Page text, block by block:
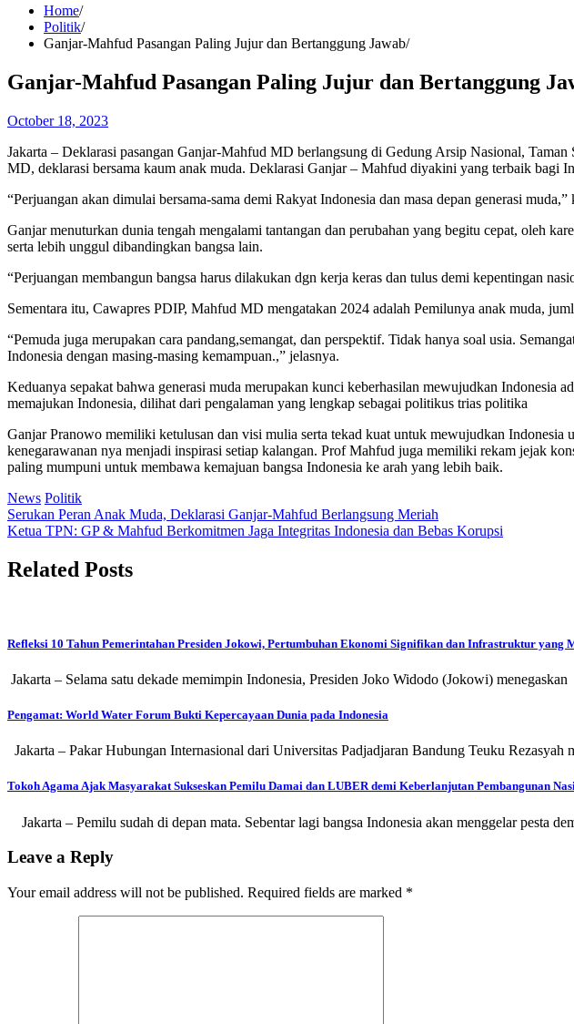
Home
Politik
Ganjar-Mahfud Pasangan Paling Jujur dan Bertanggung Jawab
Ganjar-Mahfud Pasangan Paling Jujur dan Bertanggung
October 18, 2023
Jakarta – Deklarasi pasangan Ganjar-Mahfud MD berlangsung di Gedung Arsip Nasional,
MD, deklarasi bersama kaum anak muda. Deklarasi Ganjar – Mahfud diyakini yang terbaik bagi
“Perjuangan akan dimulai bersama-sama demi Rakyat Indonesia dan masa depan generasi
Ganjar menuturkan dunia tengah mengalami tantangan dan perubahan yang begitu cepat, oleh
serta lebih unggul dibandingkan bangsa lain.
“Perjuangan membangun bangsa harus dilakukan dgn kerja keras dan tulus demi kepentingan
Sementara itu, Cawapres PDIP, Mahfud MD mengatakan 2024 adalah Pemilunya anak muda,
“Pemuda juga merupakan cara pandang,semangat, dan perspektif. Tidak hanya soal usia.
Indonesia dengan masing-masing kemampuan.,” jelasnya.
Keduanya sepakat bahwa generasi muda merupakan kunci keberhasilan mewujudkan Indonesia
memajukan Indonesia, dilihat dari pengalaman yang lengkap sebagai politikus trias politika
Ganjar Pranowo memiliki ketulusan dan visi mulia serta tekad kuat untuk mewujudkan
kenegarawanan nya menjadi inspirasi setiap kalangan. Prof Mahfud juga memiliki rekam jejak
paling mumpuni untuk membawa kemajuan bangsa Indonesia ke arah yang lebih baik.
News Politik
Post
navigation
Serukan Peran Anak Muda, Deklarasi Ganjar-Mahfud Berlangsung Meriah
Ketua TPN: GP & Mahfud Berkomitmen Jaga Integritas Indonesia dan Bebas Korupsi
Related Posts
Refleksi 10 Tahun Pemerintahan Presiden Jokowi, Pertumbuhan Ekonomi Signifikan dan Infrastruktur yang
Jakarta – Selama satu dekade memimpin Indonesia, Presiden Joko Widodo (Jokowi)
Pengamat: World Water Forum Bukti Kepercayaan Dunia pada Indonesia
Jakarta – Pakar Hubungan Internasional dari Universitas Padjadjaran Bandung Teuku
Tokoh Agama Ajak Masyarakat Sukseskan Pemilu Damai dan LUBER demi Keberlanjutan Pembangunan
Jakarta – Pemilu sudah di depan mata. Sebentar lagi bangsa Indonesia akan menggelar pesta
Leave a Reply
Your email address will not be published. Required fields are marked *